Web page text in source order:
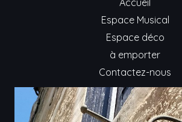
Accueil
Espace Musical
Espace déco
à emporter
Contactez-nous